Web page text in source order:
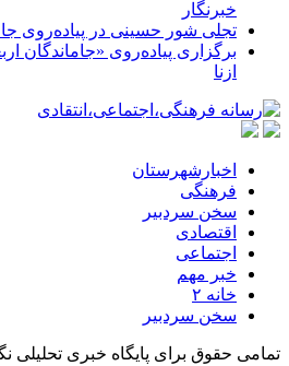
خبرنگار
تجلی شور حسینی در پیاده‌روی
برگزاری پیاده‌روی «جاماندگان
ازنا
اخبارشهرستان
فرهنگی
سخن سردبیر
اقتصادی
اجتماعی
خبر مهم
خانه ۲
سخن سردبیر
تمامی حقوق برای پایگاه خبری تحلیلی